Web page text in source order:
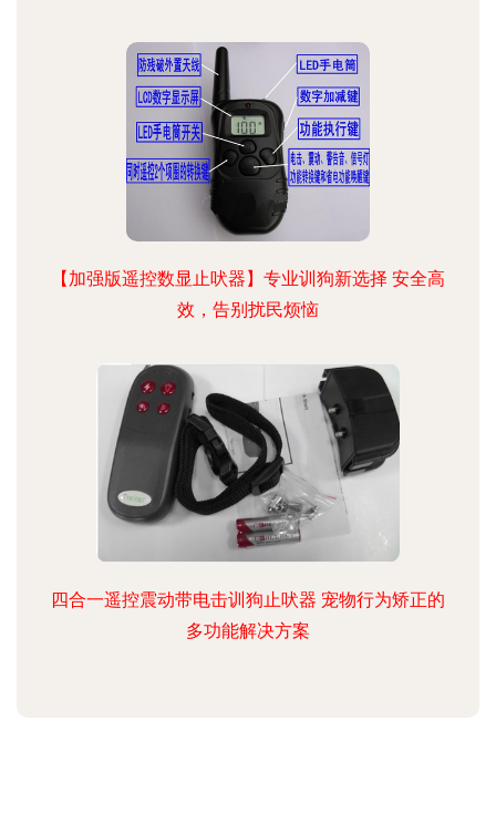
【加强版遥控数显止吠器】专业训狗新选择 安全高
效，告别扰民烦恼
四合一遥控震动带电击训狗止吠器 宠物行为矫正的
多功能解决方案